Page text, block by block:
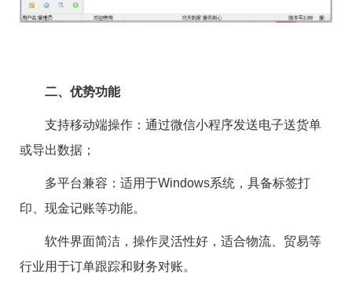
二、优势功能
支持移动端操作：通过微信小程序发送电子送货单
或导出数据； ‌
多平台兼容：适用于Windows系统，具备标签打
印、现金记账等功能。 ‌
软件界面简洁，操作灵活性好，适合物流、贸易等
行业用于订单跟踪和财务对账。